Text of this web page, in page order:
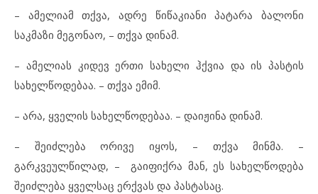
– ამელიამ თქვა, ადრე წიწაკიანი პატარა ბალონი
საკმაზი მეგონაო, – თქვა დინამ.
– ამელიას კიდევ ერთი სახელი ჰქვია და ის პასტის
სახელწოდებაა. – თქვა ემიმ.
– არა, ყველის სახელწოდებაა. – დაიჟინა დინამ.
– შეიძლება ორივე იყოს, – თქვა მინმა. –
გარკვეულწილად, – გაიფიქრა მან, ეს სახელწოდება
შეიძლება ყველსაც ერქვას და პასტასაც.